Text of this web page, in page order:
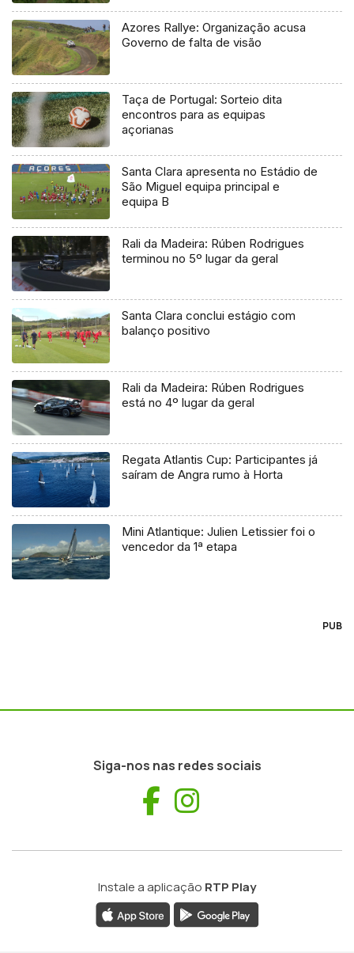
Azores Rallye: Organização acusa
Governo de falta de visão
Taça de Portugal: Sorteio dita
encontros para as equipas
açorianas
Santa Clara apresenta no Estádio de
São Miguel equipa principal e
equipa B
Rali da Madeira: Rúben Rodrigues
terminou no 5º lugar da geral
Santa Clara conclui estágio com
balanço positivo
Rali da Madeira: Rúben Rodrigues
está no 4º lugar da geral
Regata Atlantis Cup: Participantes já
saíram de Angra rumo à Horta
Mini Atlantique: Julien Letissier foi o
vencedor da 1ª etapa
PUB
Siga-nos nas redes sociais
Facebook
Instale a aplicação RTP Play